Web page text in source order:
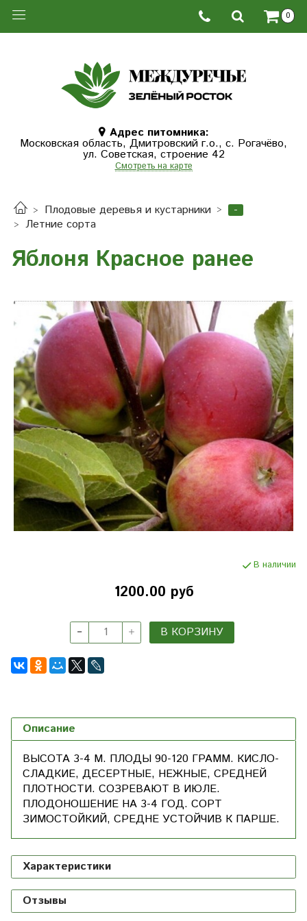
0
Адрес питомника:
Московская область, Дмитровcкий г.о., с. Рогачёво,
ул. Советская, строение 42
Смотреть на карте
Плодовые деревья и кустарники
-
Летние сорта
Яблоня Красное ранее
В наличии
1200.00 руб
В КОРЗИНУ
Описание
ВЫСОТА 3-4 М. ПЛОДЫ 90-120 ГРАММ. КИСЛО-
СЛАДКИЕ, ДЕСЕРТНЫЕ, НЕЖНЫЕ, СРЕДНЕЙ
ПЛОТНОСТИ. СОЗРЕВАЮТ В ИЮЛЕ.
ПЛОДОНОШЕНИЕ НА 3-4 ГОД. СОРТ
ЗИМОСТОЙКИЙ, СРЕДНЕ УСТОЙЧИВ К ПАРШЕ.
Характеристики
Отзывы